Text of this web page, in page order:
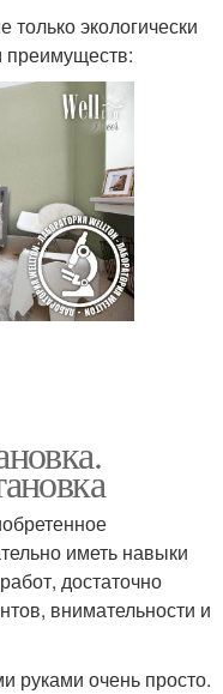
экологически
преимуществ:
иметь навыки
достаточно
внимательности и
руками очень просто.